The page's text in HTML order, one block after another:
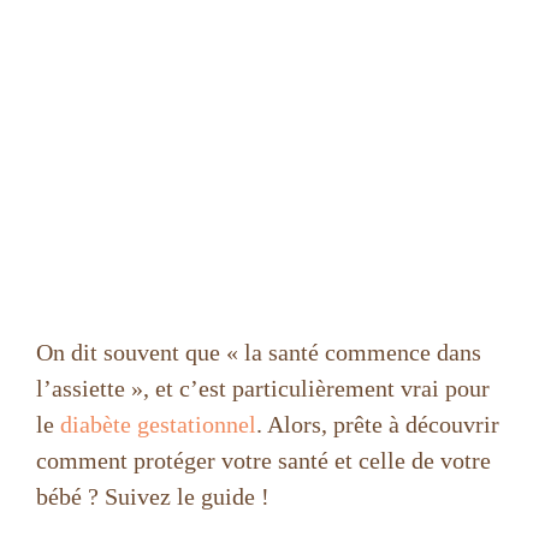
On dit souvent que « la santé commence dans
l’assiette », et c’est particulièrement vrai pour
le diabète gestationnel. Alors, prête à découvrir
comment protéger votre santé et celle de votre
bébé ? Suivez le guide !